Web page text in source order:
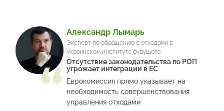
Александр Лымарь
Эксперт по обращению с отходами в
Украинском институте будущего
Отсутствие законодательства по РОП
угрожает интеграции в ЕС
Еврокомиссия прямо указывает на
необходимость совершенствования
управления отходами